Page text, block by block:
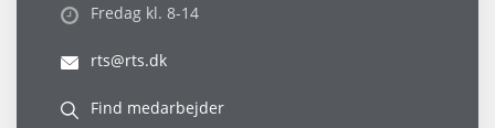
Fredag kl. 8-14
rts@rts.dk
Find medarbejder